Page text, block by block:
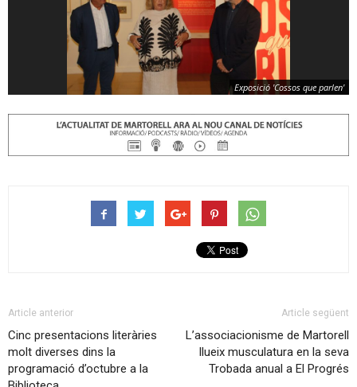
Exposició 'Cossos que parlen'
Article anterior
Cinc presentacions literàries
molt diverses dins la
programació d’octubre a la
Article següent
L’associacionisme de Martorell
llueix musculatura en la seva
Trobada anual a El Progrés